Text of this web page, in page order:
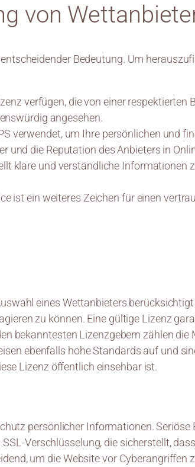
von
Bedeutung. Um
verfügen, die von einer
angesehen.
verwendet, um Ihre persönlichen und
und die Reputation des Anbieters in
klare und verständliche Informationen
ist ein weiteres Zeichen für einen
eines Wettanbieters
zu können. Eine gültige Lizenz
bekanntesten Lizenzgebern zählen
ebenfalls hohe Standards auf und
Lizenz öffentlich einsehbar ist.
persönlicher Informationen.
Verschlüsselung, die sicherstellt,
um die Website vor Cyberangriffen